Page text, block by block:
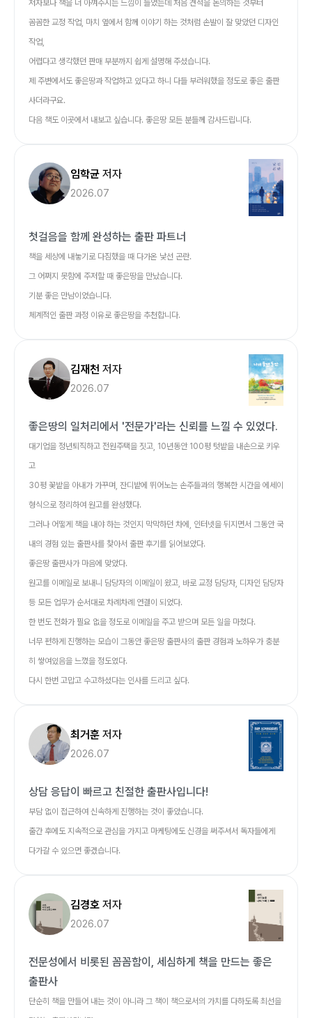
저자보다 책을 더 아껴주시는 느낌이 들었는데 처음 견적을 논의하는 것부터
꼼꼼한 교정 작업, 마치 옆에서 함께 이야기 하는 것처럼 손발이 잘 맞았던 디자인
작업,
어렵다고 생각했던 판매 부분까지 쉽게 설명해 주셨습니다.
제 주변에서도 좋은땅과 작업하고 있다고 하니 다들 부러워했을 정도로 좋은 출판
사더라구요.
다음 책도 이곳에서 내보고 싶습니다. 좋은땅 모든 분들께 감사드립니다.
임학균 저자
2026.07
첫걸음을 함께 완성하는 출판 파트너
책을 세상에 내놓기로 다짐했을 때 다가온 낯선 곤란.
그 어쩌지 못함에 주저할 때 좋은땅을 만났습니다.
기분 좋은 만남이었습니다.
체계적인 출판 과정 이유로 좋은땅을 추천합니다.
김재천 저자
2026.07
좋은땅의 일처리에서 '전문가'라는 신뢰를 느낄 수 있었다.
대기업을 정년퇴직하고 전원주택을 짓고, 10년동안 100평 텃밭을 내손으로 키우
고
30평 꽃밭을 아내가 가꾸며, 잔디밭에 뛰어노는 손주들과의 행복한 시간을 에세이
형식으로 정리하여 원고를 완성했다.
그러나 어떻게 책을 내야 하는 것인지 막막하던 차에, 인터넷을 뒤지면서 그동안 국
내의 경험 있는 출판사를 찾아서 출판 후기를 읽어보았다.
좋은땅 출판사가 마음에 맞았다.
원고를 이메일로 보내니 담당자의 이메일이 왔고, 바로 교정 담당자, 디자인 담당자
등 모든 업무가 순서대로 차례차례 연결이 되었다.
한 번도 전화가 필요 없을 정도로 이메일을 주고 받으며 모든 일을 마쳤다.
너무 편하게 진행하는 모습이 그동안 좋은땅 출판사의 출판 경험과 노하우가 충분
히 쌓여있음을 느꼈을 정도였다.
다시 한번 고맙고 수고하셨다는 인사를 드리고 싶다.
최거훈 저자
2026.07
상담 응답이 빠르고 친절한 출판사입니다!
부담 없이 접근하여 신속하게 진행하는 것이 좋았습니다.
출간 후에도 지속적으로 관심을 가지고 마케팅에도 신경을 써주셔서 독자들에게
다가갈 수 있으면 좋겠습니다.
김경호 저자
2026.07
전문성에서 비롯된 꼼꼼함이, 세심하게 책을 만드는 좋은
출판사
단순히 책을 만들어 내는 것이 아니라 그 책이 책으로서의 가치를 다하도록 최선을